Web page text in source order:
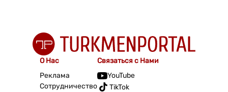
О Нас
Реклама
Сотрудничество
Связаться с Нами
YouTube
TikTok